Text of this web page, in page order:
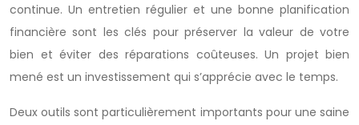
continue. Un entretien régulier et une bonne planification
financière sont les clés pour préserver la valeur de votre
bien et éviter des réparations coûteuses. Un projet bien
mené est un investissement qui s’apprécie avec le temps.
Deux outils sont particulièrement importants pour une saine